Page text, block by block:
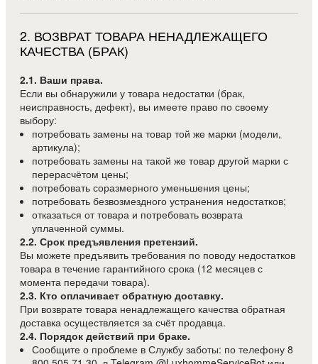
2. ВОЗВРАТ ТОВАРА НЕНАДЛЕЖАЩЕГО
КАЧЕСТВА (БРАК)
2.1. Ваши права.
Если вы обнаружили у товара недостатки (брак,
неисправность, дефект), вы имеете право по своему
выбору:
потребовать замены на товар той же марки (модели,
артикула);
потребовать замены на такой же товар другой марки с
перерасчётом цены;
потребовать соразмерного уменьшения цены;
потребовать безвозмездного устранения недостатков;
отказаться от товара и потребовать возврата
уплаченной суммы.
2.2. Срок предъявления претензий.
Вы можете предъявить требования по поводу недостатков
товара в течение гарантийного срока (12 месяцев с
момента передачи товара).
2.3. Кто оплачивает обратную доставку.
При возврате товара ненадлежащего качества обратная
доставка осуществляется за счёт продавца.
2.4. Порядок действий при браке.
Сообщите о проблеме в Службу заботы: по телефону 8